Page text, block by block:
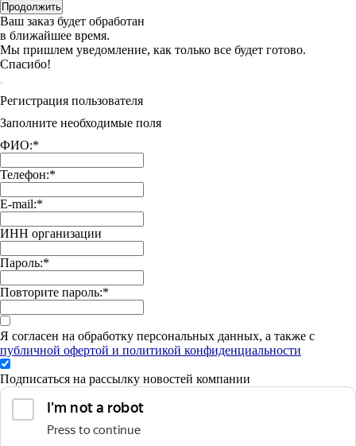
Продолжить
Ваш заказ будет обработан
в ближайшее время.
Мы пришлем уведомление, как только все будет готово.
Спасибо!
Регистрация пользователя
Заполните необходимые поля
ФИО:*
Телефон:*
E-mail:*
ИНН организации
Пароль:*
Повторите пароль:*
Я согласен на обработку персональных данных, а также с
публичной офертой и политикой конфиденциальности
Подписаться на рассылку новостей компании